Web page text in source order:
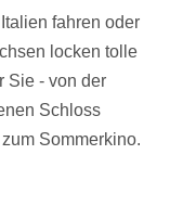
fahren oder
locken tolle
Sie - von der
Schloss
Sommerkino.